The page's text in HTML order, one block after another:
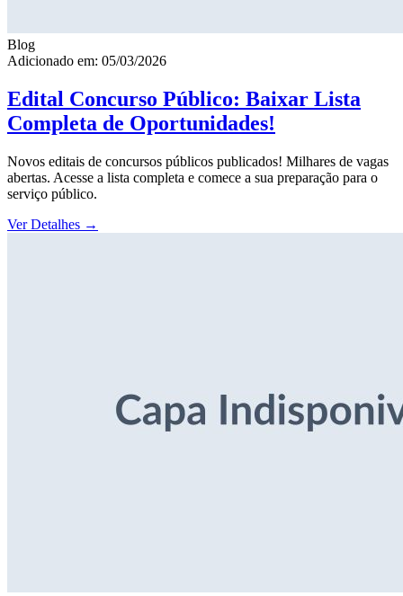
Blog
Adicionado em: 05/03/2026
Edital Concurso Público: Baixar Lista
Completa de Oportunidades!
Novos editais de concursos públicos publicados! Milhares de vagas
abertas. Acesse a lista completa e comece a sua preparação para o
serviço público.
Ver Detalhes →